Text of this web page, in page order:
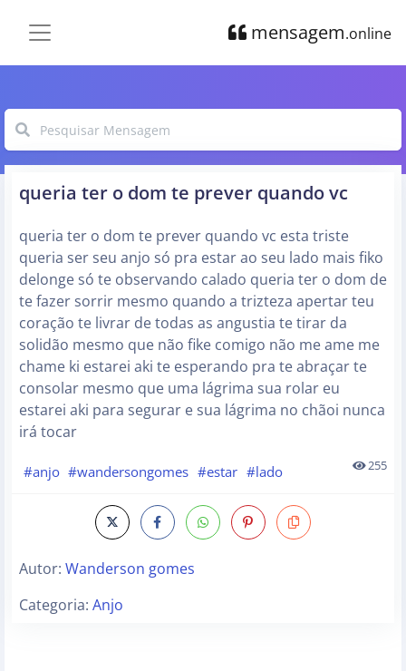
mensagem.online
queria ter o dom te prever quando vc
queria ter o dom te prever quando vc esta triste
queria ser seu anjo só pra estar ao seu lado mais fiko
delonge só te observando calado queria ter o dom de
te fazer sorrir mesmo quando a trizteza apertar teu
coração te livrar de todas as angustia te tirar da
solidão mesmo que não fike comigo não me ame me
chame ki estarei aki te esperando pra te abraçar te
consolar mesmo que uma lágrima sua rolar eu
estarei aki para segurar e sua lágrima no chãoi nunca
irá tocar
#anjo #wandersongomes #estar #lado 255
Autor: Wanderson gomes
Categoria: Anjo